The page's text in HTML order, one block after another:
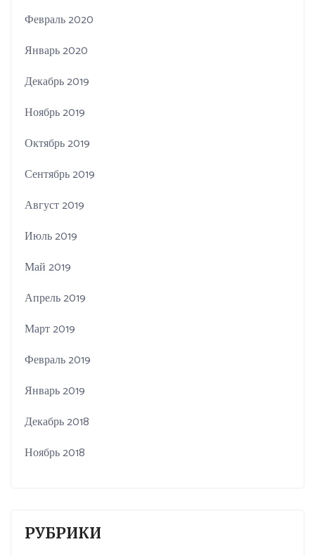
Февраль 2020
Январь 2020
Декабрь 2019
Ноябрь 2019
Октябрь 2019
Сентябрь 2019
Август 2019
Июль 2019
Май 2019
Апрель 2019
Март 2019
Февраль 2019
Январь 2019
Декабрь 2018
Ноябрь 2018
РУБРИКИ